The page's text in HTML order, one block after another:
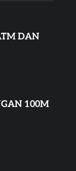
DAN
100M